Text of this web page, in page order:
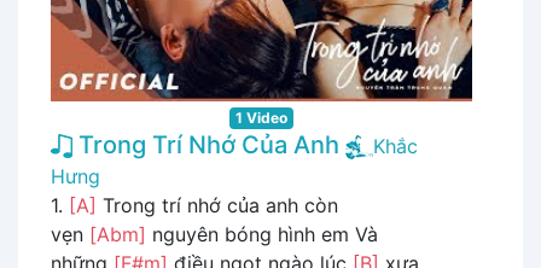
1 Video
Trong Trí Nhớ Của Anh
Khắc
Hưng
1. [A] Trong trí nhớ của anh còn
vẹn [Abm] nguyên bóng hình em Và
những [F#m] điều ngọt ngào lúc [B] xưa